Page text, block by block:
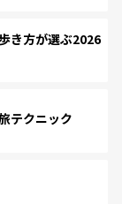
き方が選ぶ2026
テクニック